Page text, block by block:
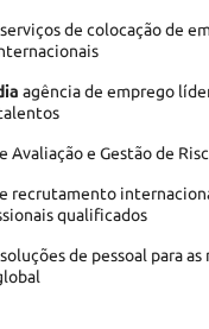
serviços de colocação de
agência de emprego
Avaliação e Gestão de
recrutamento
qualificados
soluções de pessoal para as